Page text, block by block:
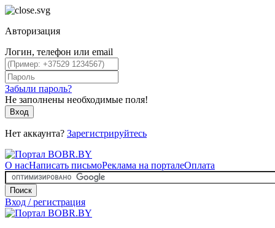
Авторизация
Логин, телефон или email
Забыли пароль?
Не заполнены необходимые поля!
Вход
Нет аккаунта? Зарегистрируйтесь
О насНаписать письмоРеклама на порталеОплата
Поиск
Вход / регистрация